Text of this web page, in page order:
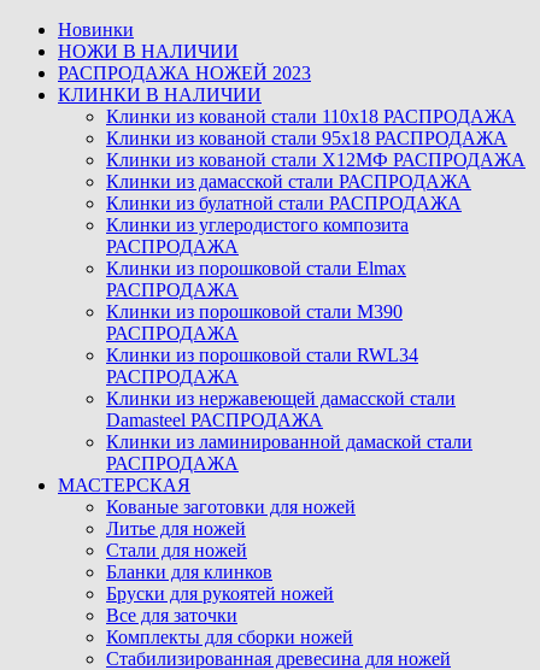
Новинки
НОЖИ В НАЛИЧИИ
РАСПРОДАЖА НОЖЕЙ 2023
КЛИНКИ В НАЛИЧИИ
Клинки из кованой стали 110х18 РАСПРОДАЖА
Клинки из кованой стали 95х18 РАСПРОДАЖА
Клинки из кованой стали Х12МФ РАСПРОДАЖА
Клинки из дамасской стали РАСПРОДАЖА
Клинки из булатной стали РАСПРОДАЖА
Клинки из углеродистого композита
РАСПРОДАЖА
Клинки из порошковой стали Elmax
РАСПРОДАЖА
Клинки из порошковой стали M390
РАСПРОДАЖА
Клинки из порошковой стали RWL34
РАСПРОДАЖА
Клинки из нержавеющей дамасской стали
Damasteel РАСПРОДАЖА
Клинки из ламинированной дамаской стали
РАСПРОДАЖА
МАСТЕРСКАЯ
Кованые заготовки для ножей
Литье для ножей
Стали для ножей
Бланки для клинков
Бруски для рукоятей ножей
Все для заточки
Комплекты для сборки ножей
Стабилизированная древесина для ножей